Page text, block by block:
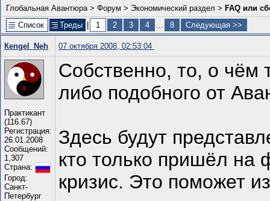
Глобальная Авантюра> Форум > Экономический раздел > FAQ или
Список
Треды 1 2 3 4 ... 8 Следующая >>
Кengel_Neh 07 октября 2008, 02:53:04
Практикант
(116.67)
Регистрация:
26.01.2008
Сообщений:
1,307
Страна:
Город:
Санкт-
Петербург
Собственно, то, о чём
либо подобного от
Здесь будут
кто только пришёл на
кризис. Это поможет